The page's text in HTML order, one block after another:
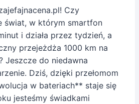
Czy
świat, w którym smartfon
i działa przez tydzień, a
przejeżdża 1000 km na
Jeszcze do niedawna
Dziś, dzięki przełomom
w bateriach** staje się
jesteśmy świadkami